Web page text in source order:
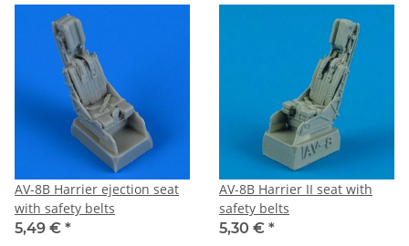
AV-8B Harrier ejection seat
with safety belts
5,49 € *
AV-8B Harrier II seat with
safety belts
5,30 € *